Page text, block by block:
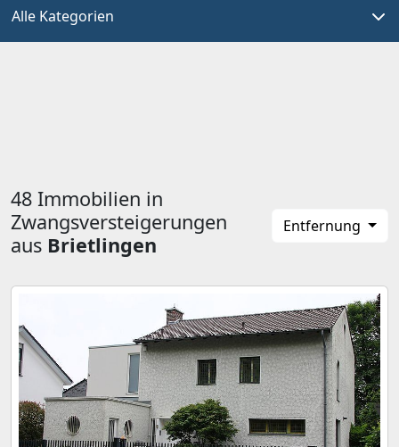
Alle Kategorien
48 Immobilien in
Zwangsversteigerungen
aus Brietlingen
Entfernung